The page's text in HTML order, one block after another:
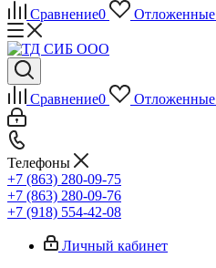
Сравнение0 Отложенные
Сравнение0 Отложенные
Телефоны
+7 (863) 280-09-75
+7 (863) 280-09-76
+7 (918) 554-42-08
Личный кабинет